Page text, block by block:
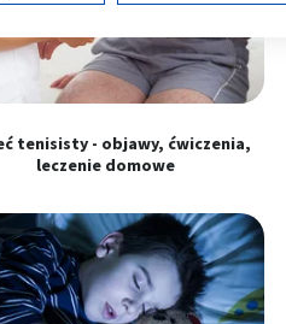
tenisisty - objawy, ćwiczenia,
leczenie domowe
z różnych źródeł